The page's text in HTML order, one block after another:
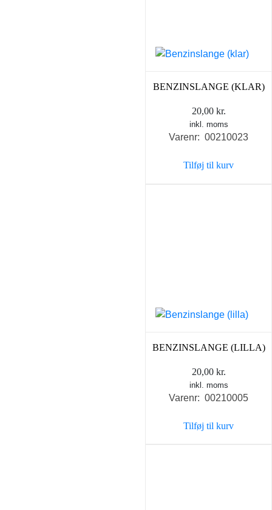
BENZINSLANGE (KLAR)
20,00 kr.
inkl. moms
Varenr: 00210023
Tilføj til kurv
BENZINSLANGE (LILLA)
20,00 kr.
inkl. moms
Varenr: 00210005
Tilføj til kurv